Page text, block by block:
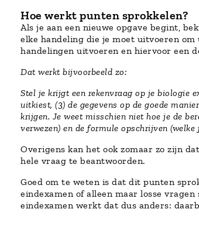
Hoe werkt punten sprokkelen?
Als je aan een nieuwe opgave begint,
elke handeling die je moet uitvoeren
handelingen uitvoeren en hiervoor een
Dat werkt bijvoorbeeld zo:
Stel je krijgt een rekenvraag op je biologie
uitkiest, (3) de gegevens op de goede
krijgen. Je weet misschien niet hoe je de
verwezen) en de formule opschrijven
Overigens kan het ook zomaar zo zijn
hele vraag te beantwoorden.
Goed om te weten is dat dit punten
eindexamen of alleen maar losse
eindexamen werkt dat dus anders: